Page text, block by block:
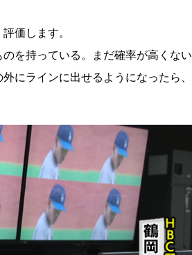
価します。
を持っている。まだ確率が高くない
にラインに出せるようになったら、